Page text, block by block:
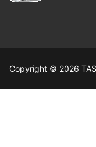
Copyright © 2026